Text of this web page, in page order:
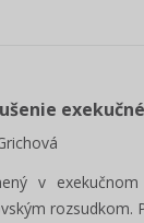
Zisti viac
v
rozsudkom.